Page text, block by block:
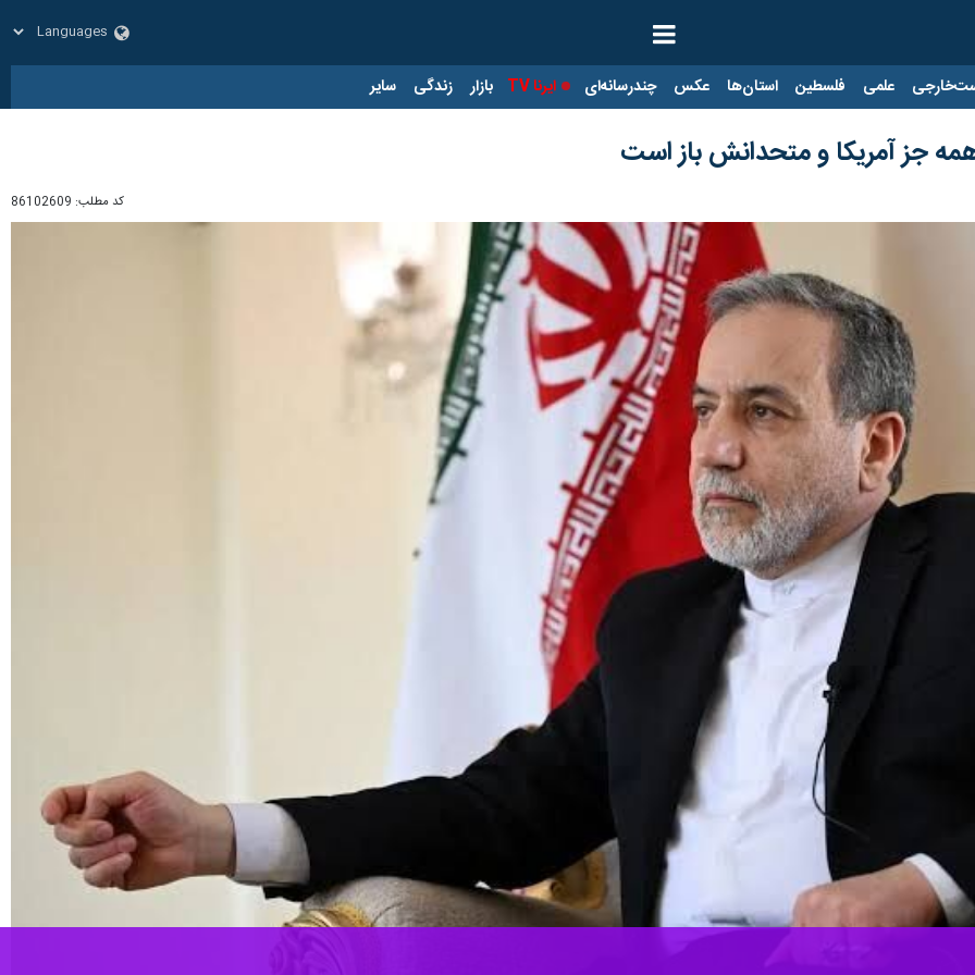
علمی فلسطین استان‌ها عکس چندرسانه‌ای ایرنا TV بازار زندگی سایر
جز آمریکا و متحدانش باز است
کد مطلب: 86102609